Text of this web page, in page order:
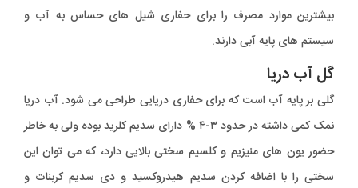
بیشترین موارد مصرف را برای حفاری شیل های حساس به آب و
سیستم های پایه آبی دارند.
گل آب دریا
گلی بر پایه آب است که برای حفاری دریایی طراحی می شود. آب دریا
نمک کمی داشته در حدود ۳-۴ % دارای سدیم کلرید بوده ولی به خاطر
حضور یون های منیزیم و کلسیم سختی بالایی دارد، که می توان این
سختی را با اضافه کردن سدیم هیدروکسید و دی سدیم کربنات و